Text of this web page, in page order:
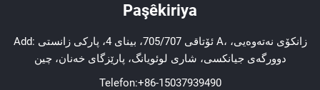
Paşêkiriya
Add: ئۆتاقی 705/707، بینای 4، پارکی زانستی A، زانکۆی نەتەوەیی،
دوورگەی جیانکسی، شاری لوئویانگ، پارێزگای خەنان، چین
Telefon:+86-15037939490